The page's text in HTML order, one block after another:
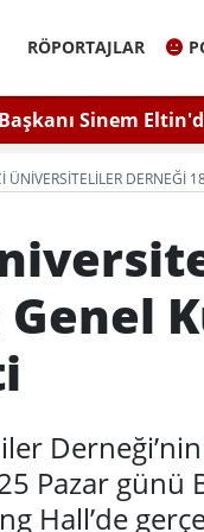
RÖPORTAJLAR
Sinem
Bilgiyle
ÜNIVERSITELILER DERNEĞI
Genel
Pazar günü
Hall’de